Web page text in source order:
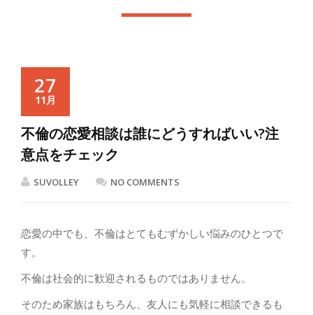
27
11月
不倫の恋愛相談は誰にどうすればいい?注
意点をチェック
SUVOLLEY NO COMMENTS
恋愛の中でも、不倫はとてもむずかしい悩みのひとつで
す。
不倫は社会的に歓迎されるものではありません。
そのため家族はもちろん、友人にも気軽に相談できるも